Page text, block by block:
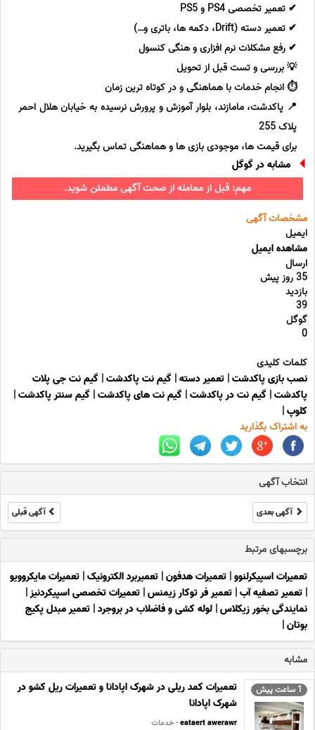
✔ تعمیر تخصصی PS4 و PS5
✔ تعمیر دسته (Drift، دکمه ها، باتری و…)
✔ رفع مشکلات نرم افزاری و هنگی کنسول
💡 بررسی و تست قبل از تحویل
⏱ انجام خدمات با هماهنگی و در کوتاه ترین زمان
📍 پاکدشت، مامازند، بلوار آموزش و پرورش نرسیده به خیابان هلال احمر
پلاک 255
برای قیمت ها، موجودی بازی ها و هماهنگی تماس بگیرید.
مشابه در گوگل
مهم: قبل از معامله از صحت آگهی مطمئن شوید.
مشخصات آگهی
ایمیل
مشاهده ایمیل
ارسال
35 روز پیش
بازدید
39
گوگل
0
کلمات کلیدی
نصب بازی پاکدشت| تعمیر دسته| گیم نت پاکدشت| گیم نت جی پلات
پاکدشت| گیم نت در پاکدشت| گیم نت های پاکدشت| گیم سنتر پاکدشت|
کلوپ|
به اشتراک بگذارید
انتخاب آگهی
آگهی بعدی آگهی قبلی
برچسبهای مرتبط
تعمیرات اسپیکرلنوو| تعمیرات هدفون| تعمیربرد الکترونیک| تعمیرات مایکروویو
| تعمیر تصفیه آب| تعمیر فر توکار زیمنس| تعمیرات تخصصی اسپیکردنیز|
نمایندگی بخور زیکلاس| لوله کشی و فاضلاب در بروجرد| تعمیر مبدل پکیج
بوتان|
مشابه
1 ساعت پیش
تعمیرات کمد ریلی در شهرک اپادانا و تعمیرات ریل کشو در
شهرک اپادانا
eataert awerawr- خدمات